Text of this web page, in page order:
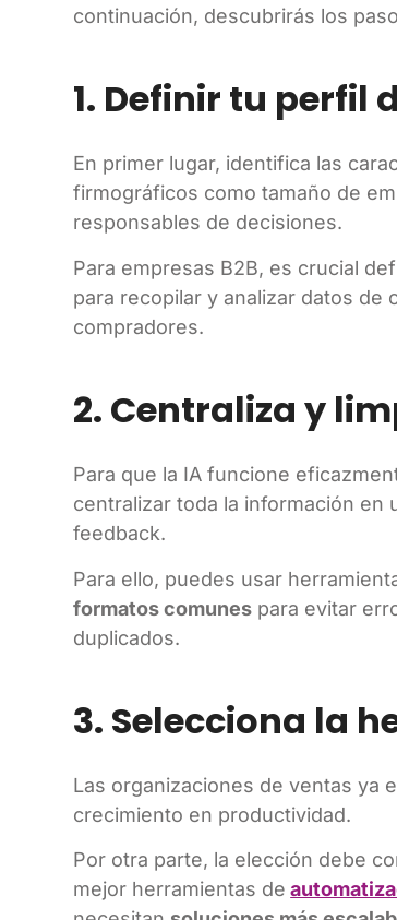
continuación, descubrirás los
1. Definir tu perfil
En primer lugar, identifica las
firmográficos como tamaño de
responsables de decisiones.
Para empresas B2B, es crucial
para recopilar y analizar datos de
compradores.
2. Centraliza y
Para que la IA funcione
centralizar toda la información
feedback.
Para ello, puedes usar
formatos comunes para evitar
duplicados.
3. Selecciona la
Las organizaciones de ventas ya
crecimiento en productividad.
Por otra parte, la elección debe
mejor herramientas de